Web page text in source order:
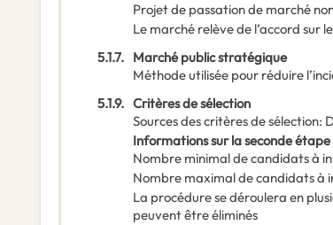
Projet de passation de marché
Le marché relève de l’accord sur
5.1.7. Marché public stratégique
Méthode utilisée pour réduire
5.1.9. Critères de sélection
Sources des critères de sélection:
Informations sur la seconde
Nombre minimal de candidats à
Nombre maximal de candidats à
La procédure se déroulera en
peuvent être éliminés